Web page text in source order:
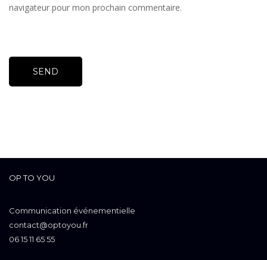
navigateur pour mon prochain commentaire.
OP TO YOU
Communication événementielle
contact@optoyou.fr
06 15 11 65 55